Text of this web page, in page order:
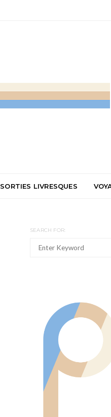
SORTIES LIVRESQUES
SEARCH FOR: